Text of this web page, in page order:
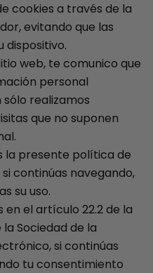
cookies a través de la
evitando que las
dispositivo.
web, te comunico que
personal
realizamos
que no suponen
la presente política de
continúas navegando,
su uso.
en el artículo 22.2 de la
Sociedad de la
si continúas
tu consentimiento